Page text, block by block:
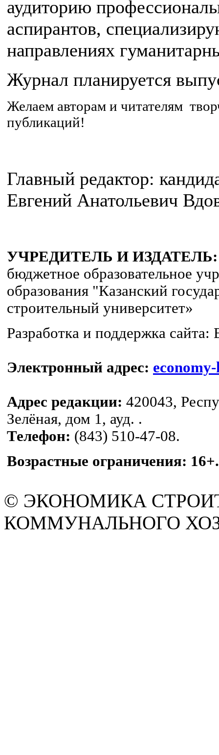
аудиторию
аспирантов,
направлениях
Журнал планируется
Желаем авторам и читателям
публикаций!
Главный редактор:
Евгений Анатольевич
УЧРЕДИТЕЛЬ И ИЗДАТЕЛЬ:
бюджетное образовательное
образования "Казанский
строительный университет»
Разработка и поддержка
Электронный адрес:
Адрес редакции: 420043,
Зелёная, дом 1, ауд. .
Телефон: (843) 510-47-08.
Возрастные ограничения: 16+.
© ЭКОНОМИКА
КОММУНАЛЬНОГО